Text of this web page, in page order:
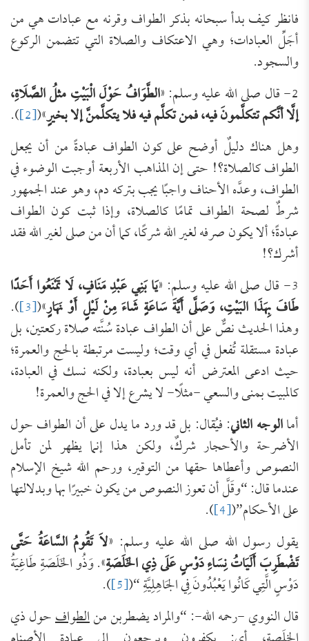
فانظر كيف بدأ سبحانه بذكر الطواف وقرنه مع عبادات هي من
أجَلِّ العبادات؛ وهي الاعتكاف والصلاة التي تتضمن الركوع
والسجود.
2- قال صلى الله عليه وسلم: «
الطَّوَافُ حَوْلَ الْبَيْتِ مثلُ الصَّلَاةِ،
إلَّا أنَّكم تتكلَّمونَ فيه، فمن تكلَّم فيه فلا يتكلَّمنَّ إلا بخيرٍ»(
[2]
).
وهل هناك دليلٌ أوضح على كون الطواف عبادةً من أن يجعل
الطواف كالصلاة؟! حتى إن المذاهب الأربعة أوجبت الوضوء في
الطواف، وعدَّه الأحناف واجبًا يجب بتركه دم، وهو عند الجمهور
شرطٌ لصحة الطواف تمامًا كالصلاة، وإذا ثبت كون الطواف
عبادةً؛ ألا يكون صرفه لغير الله شركًا، كما أن من صلى لغير الله فقد
أشرك؟!
3- قال صلى الله عليه وسلم: «
يَا بَنِي عَبْدِ مَنَافٍ، لَا تَمْنَعُوا أَحَدًا
طَافَ بِهَذَا البَيْتِ، وَصَلَّى أَيَّةَ سَاعَةٍ شَاءَ مِنْ لَيْلٍ أَوْ نَهَارٍ»(
[3]
).
وهذا الحديث نصٌّ على أن الطواف عبادة سُنَّته صلاة ركعتين، بل
عبادة مستقلة تُفعل في أي وقت؛ وليست مرتبطة بالحج والعمرة؛
حيث ادعى المعترض أنه ليس بعبادة، ولكنه نسك في العبادة،
كالمبيت بمنى والسعي -مثلًا- لا يشرع إلا في الحج والعمرة!
أماالوجه الثاني: فيُقال: بل قد ورد ما يدل على أن الطواف حول
الأضرحة والأحجار شركٌ، ولكن هذا إنما يظهر لمن تأمل
النصوص وأعطاها حقها من التوقير، ورحم الله شيخ الإسلام
عندما قال: “وقَلَّ أن تعوز النصوص من يكون خبيرًا بها وبدلالتها
على الأحكام”([4]
).
يقول رسول الله صلى الله عليه وسلم: «لاَ تَقُومُ السَّاعَةُ حَتَّى
تَضْطَرِبَ أَلَيَاتُ نِسَاءِ دَوْسٍ عَلَى ذِي الخَلَصَةِ». وَذُو الخَلَصَةِ طَاغِيَةُ
دَوْسٍ الَّتِي كَانُوا يَعْبُدُونَ فِي الجَاهِلِيَّةِ “([5]
).
قال النووي -رحمه الله-: “والمراد يضطربن منالطوافحول ذي